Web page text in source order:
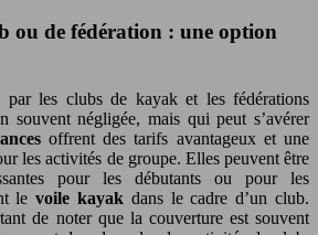
ou de fédération : une option
par les clubs de kayak et les fédérations
souvent négligée, mais qui peut s’avérer
offrent des tarifs avantageux et une
les activités de groupe. Elles peuvent être
pour les débutants ou pour les
levoile kayak dans le cadre d’un club.
de noter que la couverture est souvent